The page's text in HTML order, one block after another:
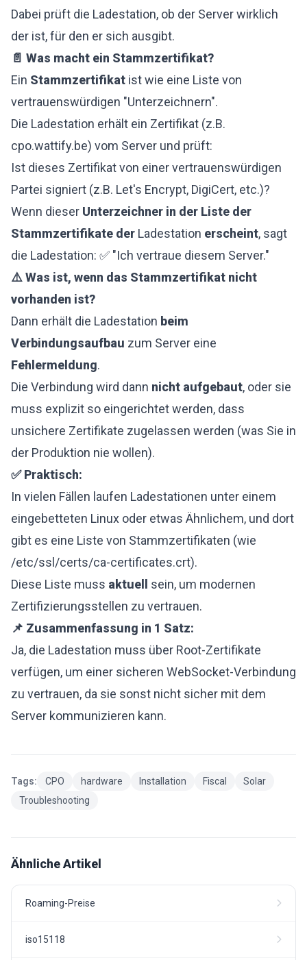
Dabei prüft die Ladestation, ob der Server wirklich
der ist, für den er sich ausgibt.
📄 Was macht ein Stammzertifikat?
Ein Stammzertifikat ist wie eine Liste von
vertrauenswürdigen "Unterzeichnern".
Die Ladestation erhält ein Zertifikat (z.B.
cpo.wattify.be) vom Server und prüft:
Ist dieses Zertifikat von einer vertrauenswürdigen
Partei signiert (z.B. Let's Encrypt, DigiCert, etc.)?
Wenn dieser Unterzeichner in der Liste der
Stammzertifikate der Ladestation erscheint, sagt
die Ladestation: ✅ "Ich vertraue diesem Server."
⚠️ Was ist, wenn das Stammzertifikat nicht
vorhanden ist?
Dann erhält die Ladestation beim
Verbindungsaufbau zum Server eine
Fehlermeldung.
Die Verbindung wird dann nicht aufgebaut, oder sie
muss explizit so eingerichtet werden, dass
unsichere Zertifikate zugelassen werden (was Sie in
der Produktion nie wollen).
✅ Praktisch:
In vielen Fällen laufen Ladestationen unter einem
eingebetteten Linux oder etwas Ähnlichem, und dort
gibt es eine Liste von Stammzertifikaten (wie
/etc/ssl/certs/ca-certificates.crt).
Diese Liste muss aktuell
sein, um modernen
Zertifizierungsstellen zu vertrauen.
📌 Zusammenfassung in 1 Satz:
Ja, die Ladestation muss über Root-Zertifikate
verfügen, um einer sicheren WebSocket-Verbindung
zu vertrauen, da sie sonst nicht sicher mit dem
Server kommunizieren kann.
Tags: CPO hardware Installation Fiscal
Solar
Troubleshooting
Ähnliche Artikel
Roaming-Preise
iso15118